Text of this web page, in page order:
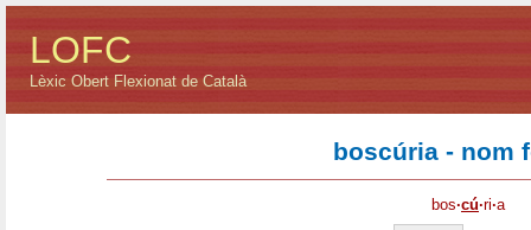
LOFC
Lèxic Obert Flexionat de Català
boscúria - nom
bos·cú·ri·a